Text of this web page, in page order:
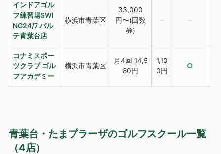
インドアゴル
フ練習場SWI
NG24/7 パル
テ青葉台店
横浜市青葉区
33,000
円〜(回数
券)
− −
コナミスポー
ツクラブ ゴル
フアカデミー
横浜市青葉区
月4回 14,5
80円
1,10
0円
○
青葉台・たまプラーザのゴルフスクール一覧
（4店）